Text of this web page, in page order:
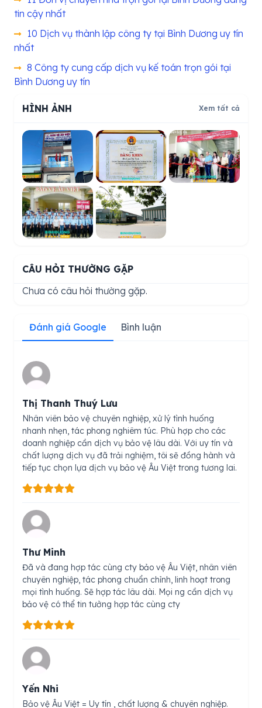
tin cậy nhất
10 Dịch vụ thành lập công ty tại Bình Dương uy tín
nhất
8 Công ty cung cấp dịch vụ kế toán trọn gói tại
Bình Dương uy tín
HÌNH ẢNH Xem tất cả
CÂU HỎI THƯỜNG GẶP
Chưa có câu hỏi thường gặp.
Đánh giá Google Bình luận
Thị Thanh Thuý Lưu
Nhân viên bảo vệ chuyên nghiệp, xử lý tình huống
nhanh nhẹn, tác phong nghiêm túc. Phù hợp cho các
doanh nghiệp cần dịch vụ bảo vệ lâu dài. Với uy tín và
chất lượng dịch vụ đã trải nghiệm, tôi sẽ đồng hành và
tiếp tục chọn lựa dịch vụ bảo vệ Âu Việt trong tương lai.
Thư Minh
Đã và đang hợp tác cùng cty bảo vệ Âu Việt, nhân viên
chuyên nghiệp, tác phong chuẩn chỉnh, linh hoạt trong
mọi tình huống. Sẽ hợp tác lâu dài. Mọi ng cần dịch vụ
bảo vệ có thể tin tưởng hợp tác cùng cty
Yến Nhi
Bảo vệ Âu Việt = Uy tín , chất lượng & chuyên nghiệp.